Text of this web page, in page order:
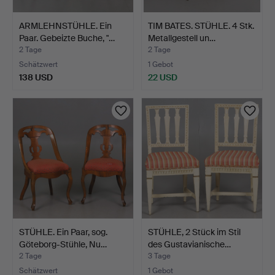
ARMLEHNSTÜHLE. Ein
Paar. Gebeizte Buche, "…
2 Tage
Schätzwert
138 USD
TIM BATES. STÜHLE. 4 Stk.
Metallgestell un…
2 Tage
1 Gebot
22 USD
STÜHLE. Ein Paar, sog.
Göteborg-Stühle, Nu…
2 Tage
Schätzwert
STÜHLE, 2 Stück im Stil
des Gustavianische…
3 Tage
1 Gebot